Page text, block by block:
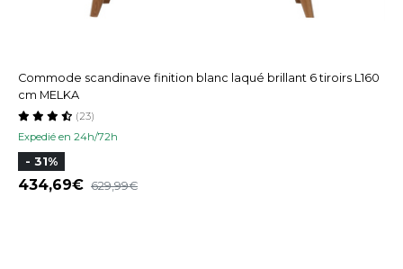
Commode scandinave finition blanc laqué brillant 6 tiroirs L160
cm MELKA
Expedié en 24h/72h
(23)
- 31%
434,69 629,99